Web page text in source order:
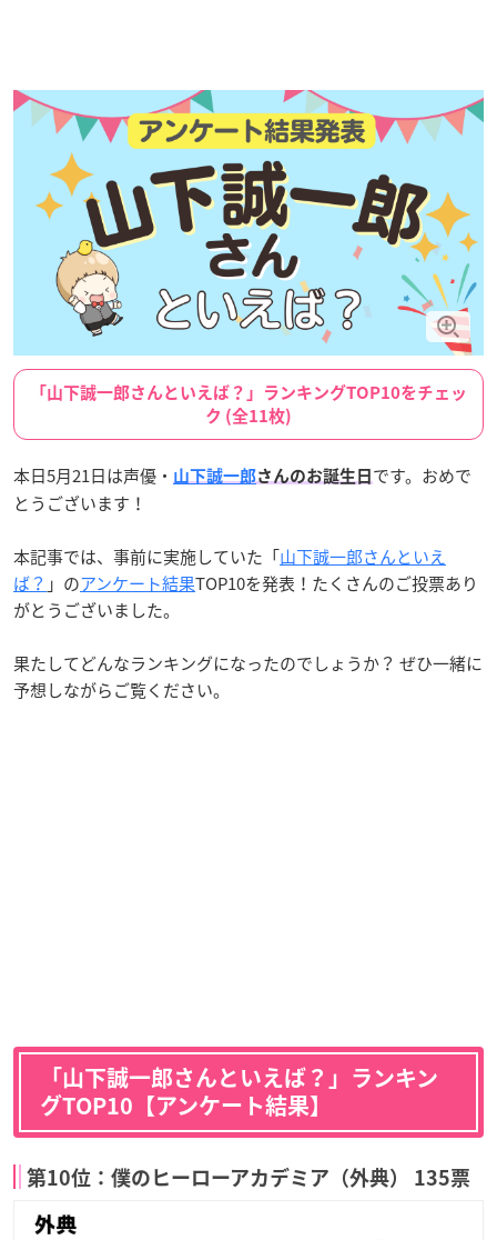
「山下誠一郎さんといえば？」ランキングTOP10をチェッ
ク (全11枚)
本日5月21日は声優・ 山下誠一郎さんのお誕生日 です。おめで
とうございます！
本記事では、事前に実施していた「山下誠一郎さんといえ
ば？ 」のアンケート結果TOP10を発表！たくさんのご投票あり
がとうございました。
果たしてどんなランキングになったのでしょうか？ ぜひ一緒に
予想しながらご覧ください。
「山下誠一郎さんといえば？」ランキン
グTOP10【アンケート結果】
第10位：僕のヒーローアカデミア（外典） 135票